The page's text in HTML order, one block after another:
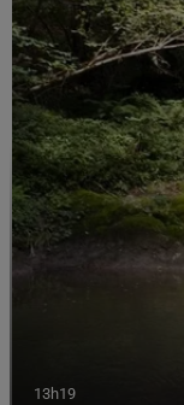
13h19